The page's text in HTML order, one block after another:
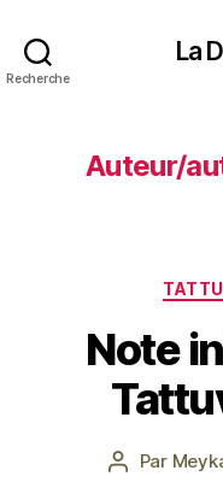
Recherche
La
Auteur/
Note
Auteur
Par